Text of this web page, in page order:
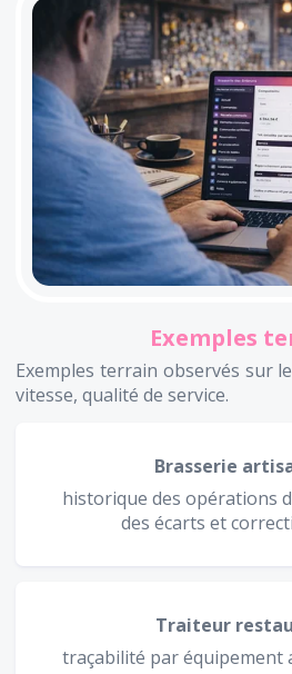
Exemples
Exemples terrain observés sur
vitesse, qualité de service.
Brasserie
historique des opérations
des écarts et
Traiteur
traçabilité par équipement